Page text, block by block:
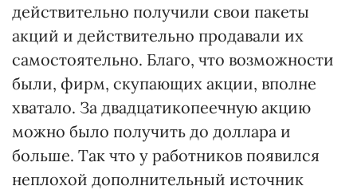
действительно получили свои пакеты
акций и действительно продавали их
самостоятельно. Благо, что возможности
были, фирм, скупающих акции, вполне
хватало. За двадцатикопеечную акцию
можно было получить до доллара и
больше. Так что у работников появился
неплохой дополнительный источник